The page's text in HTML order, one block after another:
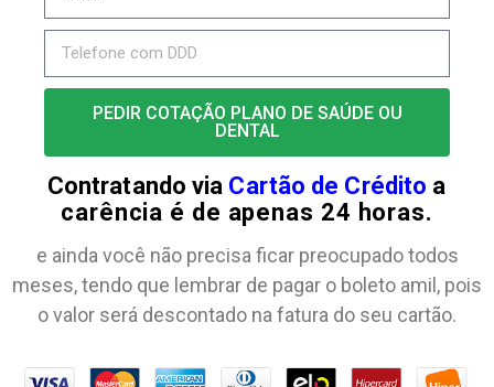
PEDIR COTAÇÃO PLANO DE SAÚDE OU
DENTAL
Contratando via Cartão de Crédito a
carência é de apenas 24 horas.
e ainda você não precisa ficar preocupado todos
meses, tendo que lembrar de pagar o boleto amil, pois
o valor será descontado na fatura do seu cartão.